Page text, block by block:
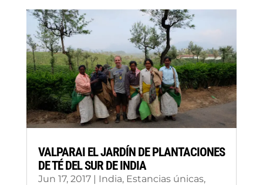
VALPARAI EL JARDÍN DE PLANTACIONES
DE TÉ DEL SUR DE INDIA
Jun 17, 2017| India, Estancias únicas,